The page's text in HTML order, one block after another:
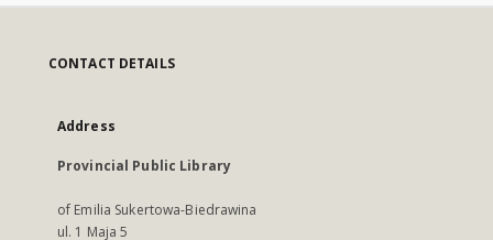
CONTACT DETAILS
Address
Provincial Public Library
of Emilia Sukertowa-Biedrawina
ul. 1 Maja 5